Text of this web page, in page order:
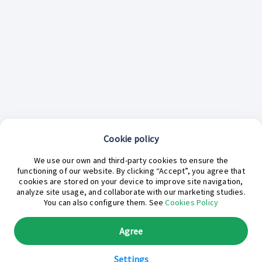
¿En qué podemos ayudarte hoy?
Cookie policy
We use our own and third-party cookies to ensure the
functioning of our website. By clicking “Accept”, you agree that
cookies are stored on your device to improve site navigation,
analyze site usage, and collaborate with our marketing studies.
You can also configure them. SeeCookies Policy
Settings
Agree